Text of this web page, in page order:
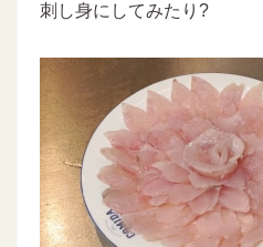
刺し身にしてみたり?